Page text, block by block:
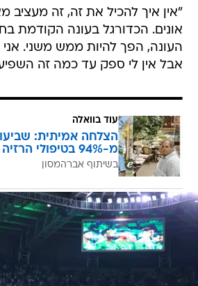
"אין איך להכיל את זה, זה מעציב
אונים. הכדורגל בעונה הקודמת
העונה, הפך להיות ממש משני. אני
אבל אין לי ספק עד כמה זה
עוד בוואלה
הצלחה אמיתית:
מ-94% בטיפולי הרזיה
בשיתוף אברהמסון